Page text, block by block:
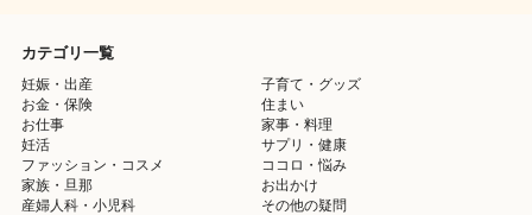
カテゴリ一覧
妊娠・出産
子育て・グッズ
お金・保険
住まい
お仕事
家事・料理
妊活
サプリ・健康
ファッション・コスメ
ココロ・悩み
家族・旦那
お出かけ
産婦人科・小児科
その他の疑問